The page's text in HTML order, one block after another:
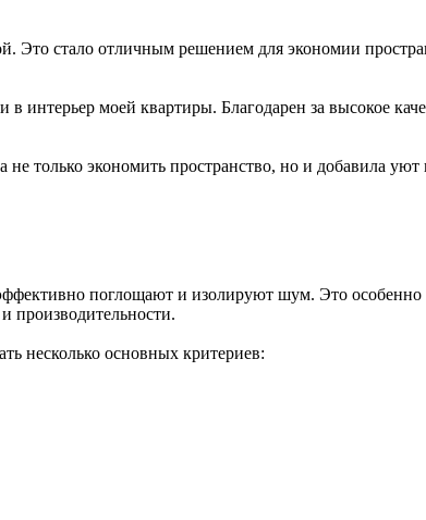
Это стало отличным решением для экономии
интерьер моей квартиры. Благодарен за высокое
только экономить пространство, но и добавила уют
поглощают и изолируют шум. Это
производительности.
несколько основных критериев: